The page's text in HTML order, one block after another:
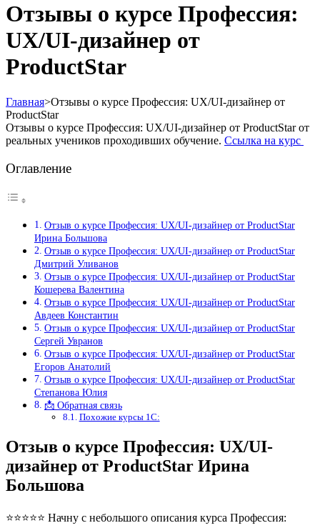
Отзывы о курсе Профессия:
UX/UI-дизайнер от
ProductStar
Главная>Отзывы о курсе Профессия: UX/UI-дизайнер от
ProductStar
Отзывы о курсе Профессия: UX/UI-дизайнер от ProductStar от
реальных учеников проходивших обучение. Ссылка на курс
Оглавление
Отзыв о курсе Профессия: UX/UI-дизайнер от ProductStar
Ирина Большова
Отзыв о курсе Профессия: UX/UI-дизайнер от ProductStar
Дмитрий Уливанов
Отзыв о курсе Профессия: UX/UI-дизайнер от ProductStar
Кошерева Валентина
Отзыв о курсе Профессия: UX/UI-дизайнер от ProductStar
Авдеев Константин
Отзыв о курсе Профессия: UX/UI-дизайнер от ProductStar
Сергей Увранов
Отзыв о курсе Профессия: UX/UI-дизайнер от ProductStar
Егоров Анатолий
Отзыв о курсе Профессия: UX/UI-дизайнер от ProductStar
Степанова Юлия
📩 Обратная связь
Похожие курсы 1С:
Отзыв о курсе Профессия: UX/UI-
дизайнер от ProductStar Ирина
Большова
⭐⭐⭐⭐⭐ Начну с небольшого описания курса Профессия: